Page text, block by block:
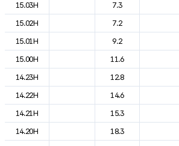
15.03H
7.3
15.02H
7.2
15.01H
9.2
15.00H
11.6
14.23H
12.8
14.22H
14.6
14.21H
15.3
14.20H
18.3